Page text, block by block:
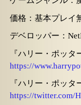
価格：基本プレイ
デベロッパー：
『ハリー・ポッタ
https://
『ハリー・ポッ
https://twitter.com/